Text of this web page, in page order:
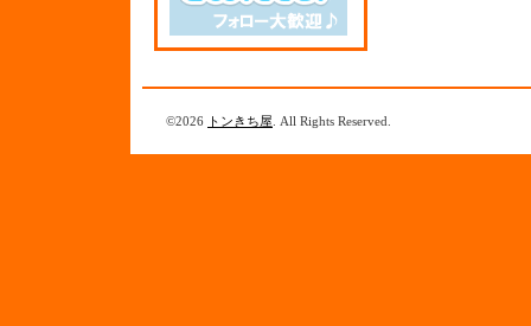
©2026 トンきち屋 . All Rights Reserved.